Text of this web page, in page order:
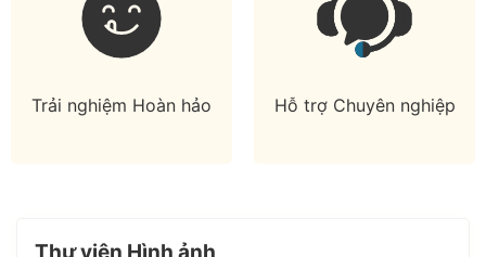
Trải nghiệm Hoàn hảo Hỗ trợ Chuyên nghiệp
Thư viện Hình ảnh